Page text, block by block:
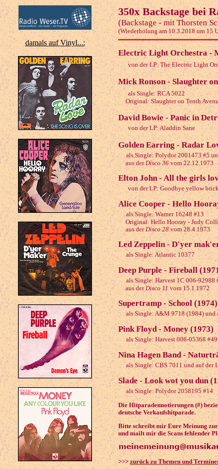
damals auf Vinyl...:
350x Backstage bei
(Backstage - mit Thorsten
(Wiederholung am 10.3.2018 um 15
Electric Light Orchestra -
von der LP: The Electric Light
Mick Ronson - Slaughter
als Single: RCA 5022
Original: Slaughter on Tenth
David Bowie - Panic in
von der LP: Aladdin Sane
Golden Earring - Radar
als Single: Polydor 2001473 #5
aus derDisco 36 vom 22.12.1973
Elton John - All the girls
von der LP: Goodbye yellow
Alice Cooper - Hello
als Single: Warner 16248 #13
Original: Hello Hooray - Judy
aus derDisco 28vom 28.4.1973
Led Zeppelin - D'yer
als Single: Atlantic 10377
Deep Purple - Fireball
als Single: Harvest 1C 006-92988
aus derDisco 11vom 15.1.1972
Supertramp - School (1974)
als Single: A&M 9718 (1984) und
Pink Floyd - Money (1973)
als Single: Harvest 006-05368
Nina Hagen Band -
als Single: CBS 7011 und auf der
Slade - Look wot you dun
als Single: Polydor 2058195 #14
Die Hitparadennotierungen (#)
deutsche Verkaufshitparade.
Bitte schreibt mir Eure Meinung zur
und mailt mir die Scans fehlender
>>>zurück zu Themen und